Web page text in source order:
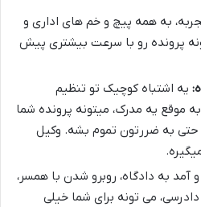
به همه پیچ و خم های اداری و
پرونده رو با سرعت بیشتری پیش
یه اشتباه کوچیک تو تنظیم
موقع یه مدرک، میتونه پرونده شما
حتی به ضررتون تموم بشه. وکیل
آمد به دادگاه، روبرو شدن با همسر،
می تونه برای شما خیلی